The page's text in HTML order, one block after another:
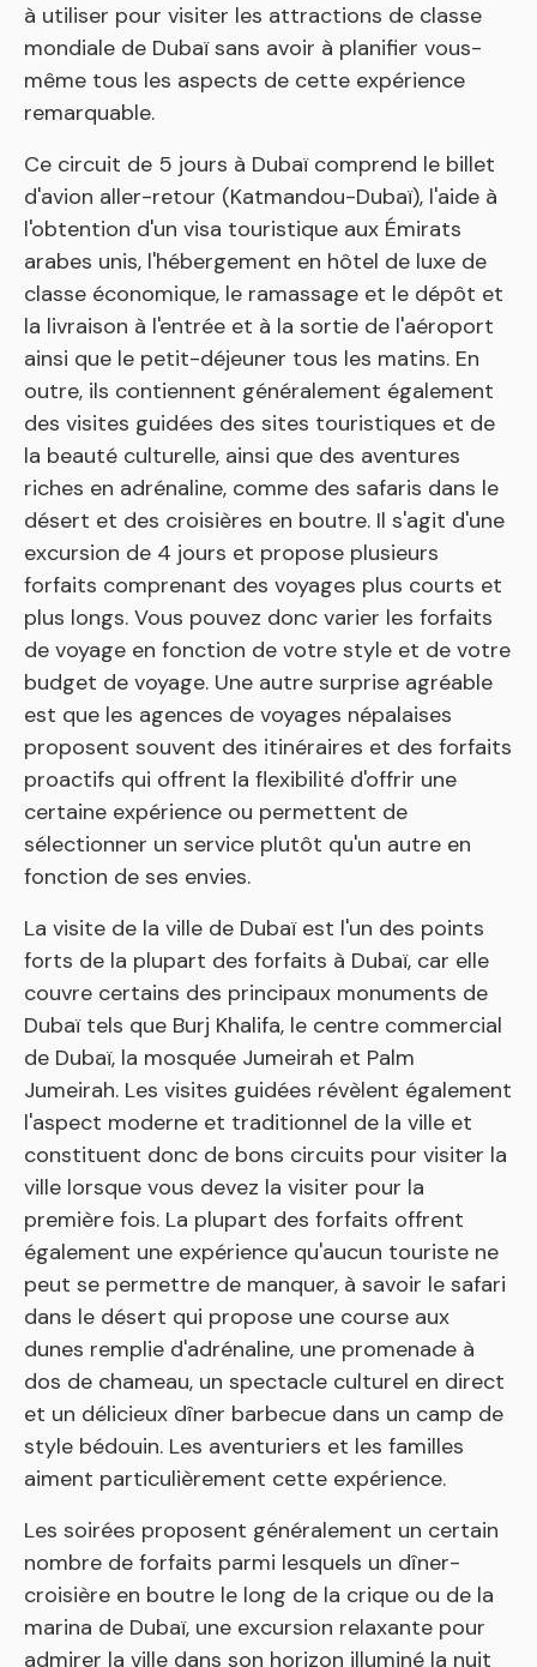
à utiliser pour visiter les attractions de classe
mondiale de Dubaï sans avoir à planifier vous-
même tous les aspects de cette expérience
remarquable.
Ce circuit de 5 jours à Dubaï comprend le billet
d'avion aller-retour (Katmandou-Dubaï), l'aide à
l'obtention d'un visa touristique aux Émirats
arabes unis, l'hébergement en hôtel de luxe de
classe économique, le ramassage et le dépôt et
la livraison à l'entrée et à la sortie de l'aéroport
ainsi que le petit-déjeuner tous les matins. En
outre, ils contiennent généralement également
des visites guidées des sites touristiques et de
la beauté culturelle, ainsi que des aventures
riches en adrénaline, comme des safaris dans le
désert et des croisières en boutre. Il s'agit d'une
excursion de 4 jours et propose plusieurs
forfaits comprenant des voyages plus courts et
plus longs. Vous pouvez donc varier les forfaits
de voyage en fonction de votre style et de votre
budget de voyage. Une autre surprise agréable
est que les agences de voyages népalaises
proposent souvent des itinéraires et des forfaits
proactifs qui offrent la flexibilité d'offrir une
certaine expérience ou permettent de
sélectionner un service plutôt qu'un autre en
fonction de ses envies.
La visite de la ville de Dubaï est l'un des points
forts de la plupart des forfaits à Dubaï, car elle
couvre certains des principaux monuments de
Dubaï tels que Burj Khalifa, le centre commercial
de Dubaï, la mosquée Jumeirah et Palm
Jumeirah. Les visites guidées révèlent également
l'aspect moderne et traditionnel de la ville et
constituent donc de bons circuits pour visiter la
ville lorsque vous devez la visiter pour la
première fois. La plupart des forfaits offrent
également une expérience qu'aucun touriste ne
peut se permettre de manquer, à savoir le safari
dans le désert qui propose une course aux
dunes remplie d'adrénaline, une promenade à
dos de chameau, un spectacle culturel en direct
et un délicieux dîner barbecue dans un camp de
style bédouin. Les aventuriers et les familles
aiment particulièrement cette expérience.
Les soirées proposent généralement un certain
nombre de forfaits parmi lesquels un dîner-
croisière en boutre le long de la crique ou de la
marina de Dubaï, une excursion relaxante pour
admirer la ville dans son horizon illuminé la nuit